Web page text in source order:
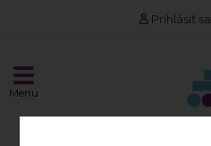
Prihlásiť sa
Menu